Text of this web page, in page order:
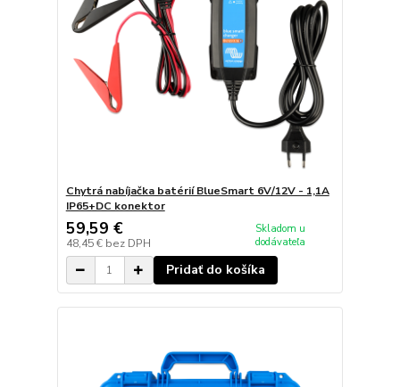
Chytrá nabíjačka batérií BlueSmart 6V/12V - 1,1A
IP65+DC konektor
59,59 €
48,45 € bez DPH
Skladom u
dodávateľa
Pridať do košíka